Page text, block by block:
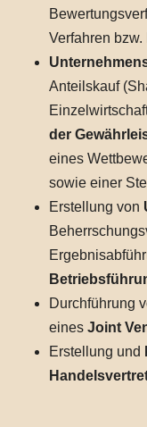
Verfahren
Anteilskauf
der
eines
sowie einer
Erstellung von
Durchführung
eines Joint
Erstellung und